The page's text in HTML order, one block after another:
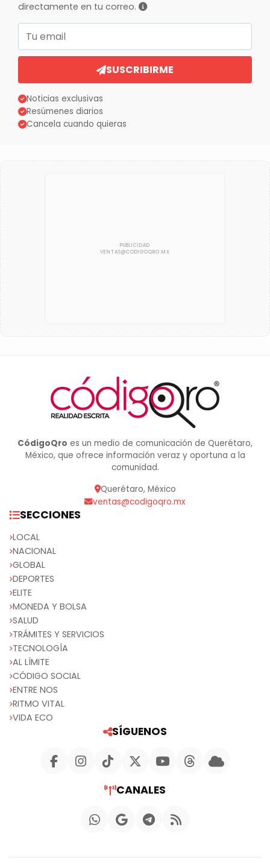
directamente en tu correo.
Correo electrónico
SUSCRIBIRME
Noticias exclusivas
Resúmenes diarios
Cancela cuando quieras
CódigoQro es un medio de comunicación de Querétaro,
México, que ofrece información veraz y oportuna a la
comunidad.
Querétaro, México
ventas@codigoqro.mx
SECCIONES
LOCAL
NACIONAL
GLOBAL
DEPORTES
ELITE
MONEDA Y BOLSA
SALUD
TRÁMITES Y SERVICIOS
TECNOLOGÍA
AL LÍMITE
CÓDIGO SOCIAL
ENTRE NOS
RITMO VITAL
VIDA ECO
SÍGUENOS
CANALES